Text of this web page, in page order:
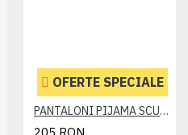
OFERTE SPECIALE
PANTALONI PIJAMA SCURTI BLEUMARIN – PACHET 2 BUCATI - 2XL 3XL 4XL 5XL 6XL